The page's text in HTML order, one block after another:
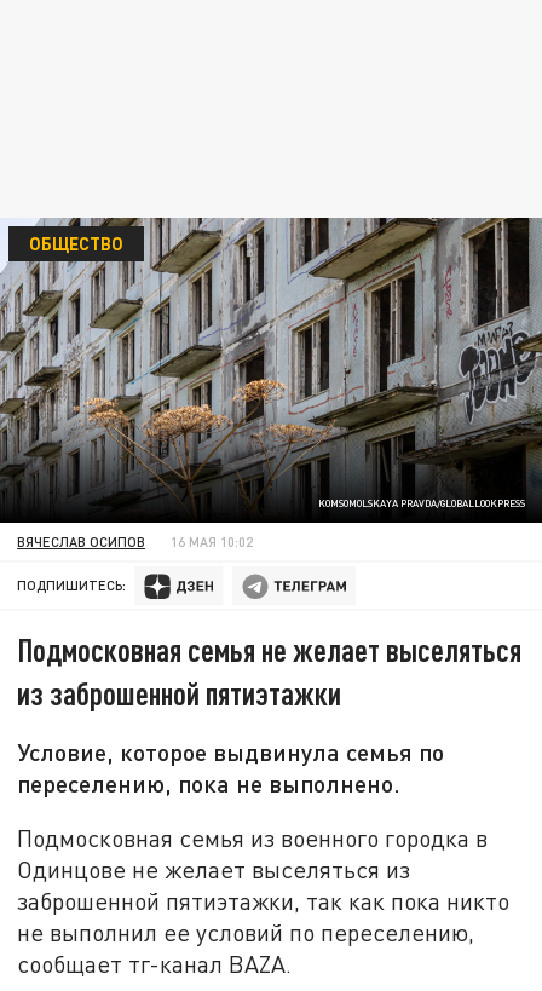
KOMSOMOLSKAYA PRAVDA/GLOBALLOOKPRESS
ОБЩЕСТВО
ВЯЧЕСЛАВ ОСИПОВ 16 МАЯ 10:02
ПОДПИШИТЕСЬ:
Подмосковная семья не желает выселяться
из заброшенной пятиэтажки
Условие, которое выдвинула семья по
переселению, пока не выполнено.
Подмосковная семья из военного городка в
Одинцове не желает выселяться из
заброшенной пятиэтажки, так как пока никто
не выполнил ее условий по переселению,
сообщает тг-канал BAZA.